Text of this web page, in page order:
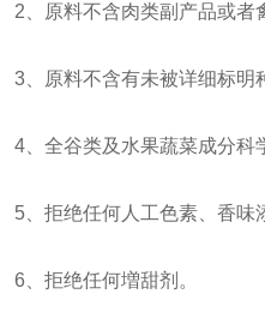
2、原料不含肉类副产品或者
3、原料不含有未被详细标明
4、全谷类及水果蔬菜成分科
5、拒绝任何人工色素、香味
6、拒绝任何増甜剂。